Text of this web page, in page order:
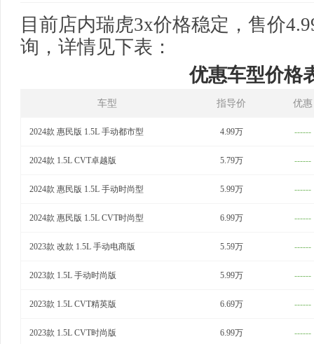
目前店内瑞虎3x价格稳定，售价
询，详情见下表：
优惠车型价格
车型 指导价 优惠
2024款 惠民版 1.5L 手动都市型 4.99万 ------
2024款 1.5L CVT卓越版 5.79万 ------
2024款 惠民版 1.5L 手动时尚型 5.99万 ------
2024款 惠民版 1.5L CVT时尚型 6.99万 ------
2023款 改款 1.5L 手动电商版 5.59万 ------
2023款 1.5L 手动时尚版 5.99万 ------
2023款 1.5L CVT精英版 6.69万 ------
2023款 1.5L CVT时尚版 6.99万 ------